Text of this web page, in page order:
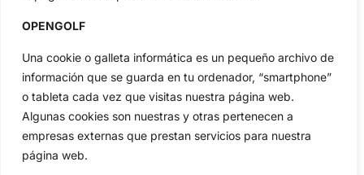
OPENGOLF
Una cookie o galleta informática es un pequeño archivo de
información que se guarda en tu ordenador, “smartphone”
o tableta cada vez que visitas nuestra página web.
Algunas cookies son nuestras y otras pertenecen a
empresas externas que prestan servicios para nuestra
página web.
Categorias
Inicio
Actualidad
Amateurs
Circuitos
Jon Rahm
Ryder Cup
Reglas